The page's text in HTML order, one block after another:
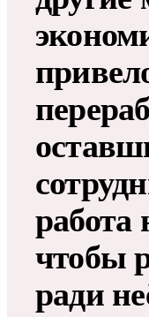
работа
чтобы
ради